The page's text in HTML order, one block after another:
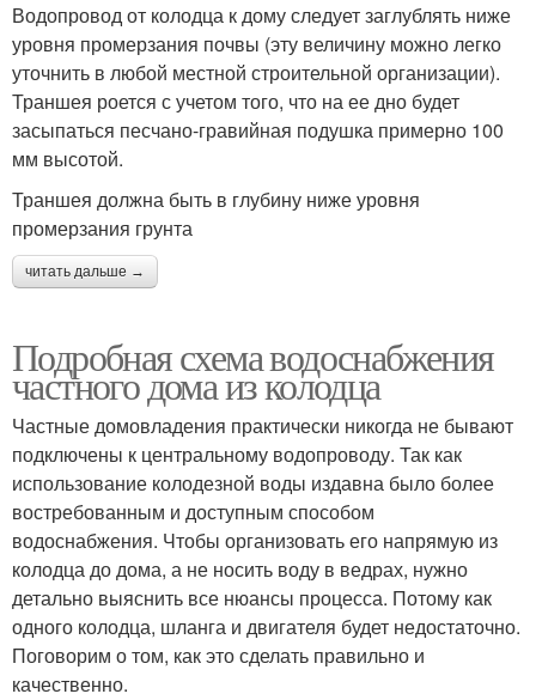
Водопровод от колодца к дому следует заглублять ниже
уровня промерзания почвы (эту величину можно легко
уточнить в любой местной строительной организации).
Траншея роется с учетом того, что на ее дно будет
засыпаться песчано-гравийная подушка примерно 100
мм высотой.
Траншея должна быть в глубину ниже уровня
промерзания грунта
читать дальше →
Подробная схема водоснабжения
частного дома из колодца
Частные домовладения практически никогда не бывают
подключены к центральному водопроводу. Так как
использование колодезной воды издавна было более
востребованным и доступным способом
водоснабжения. Чтобы организовать его напрямую из
колодца до дома, а не носить воду в ведрах, нужно
детально выяснить все нюансы процесса. Потому как
одного колодца, шланга и двигателя будет недостаточно.
Поговорим о том, как это сделать правильно и
качественно.